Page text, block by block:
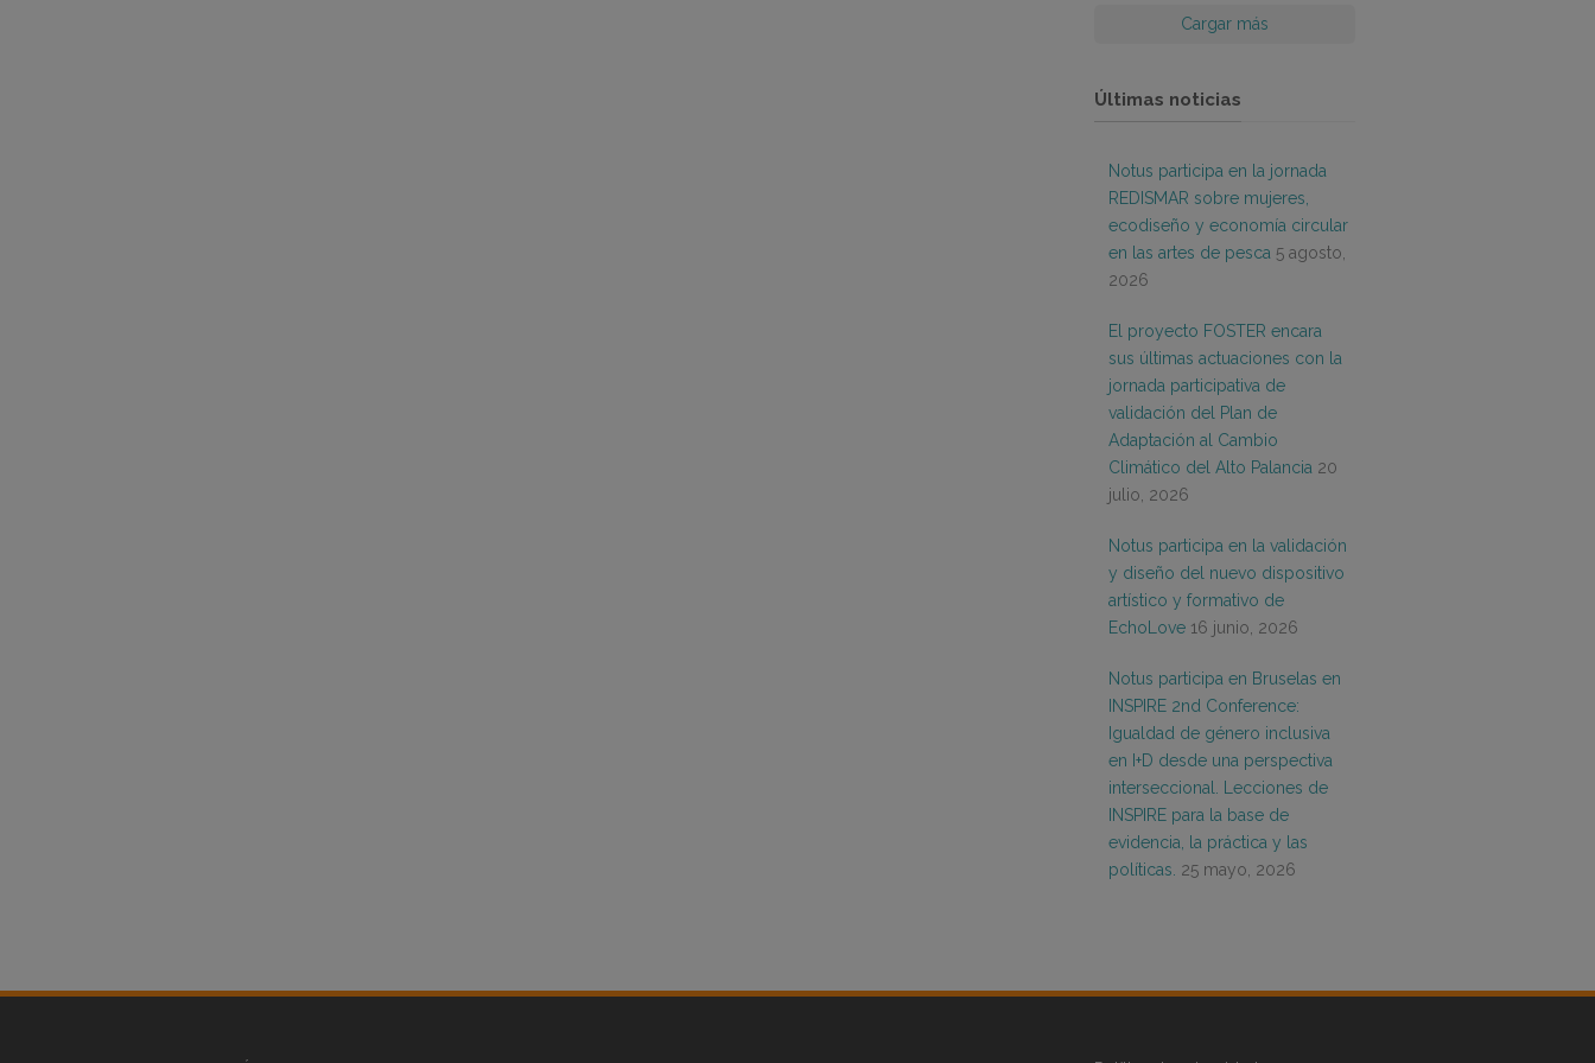
Cargar más
Últimas noticias
Notus participa en la jornada
REDISMAR sobre mujeres,
ecodiseño y economía circular
en las artes de pesca 5 agosto,
2026
El proyecto FOSTER encara
sus últimas actuaciones con la
jornada participativa de
validación del Plan de
Adaptación al Cambio
Climático del Alto Palancia 20
julio, 2026
Notus participa en la validación
y diseño del nuevo dispositivo
artístico y formativo de
EchoLove 16 junio, 2026
Notus participa en Bruselas en
INSPIRE 2nd Conference:
Igualdad de género inclusiva
en I+D desde una perspectiva
interseccional. Lecciones de
INSPIRE para la base de
evidencia, la práctica y las
políticas. 25 mayo, 2026